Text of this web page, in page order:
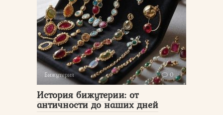
Бижутерия 0
История бижутерии: от
античности до наших дней